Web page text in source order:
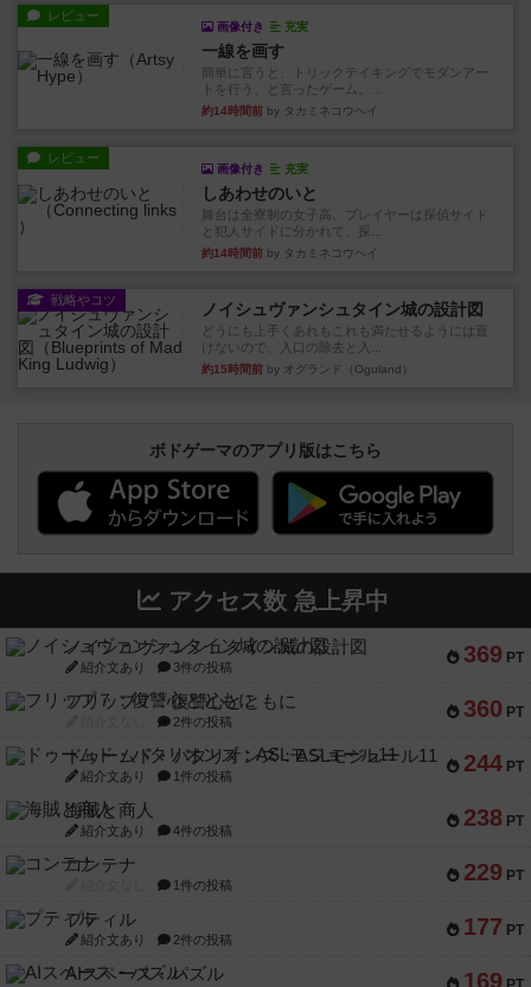
レビュー
画像付き 充実
一線を画す
簡単に言うと、トリックテイキングでモダンアー
トを行う、と言ったゲーム。...
約14時間前 by タカミネコウヘイ
レビュー
画像付き 充実
しあわせのいと
舞台は全寮制の女子高。プレイヤーは探偵サイド
と犯人サイドに分かれて、探...
約14時間前 by タカミネコウヘイ
戦略やコツ ノイシュヴァンシュタイン城の設計図
どうにも上手くあれもこれも満たせるようには置
けないので、入口の除去と入...
約15時間前 by オグランド（Oguland）
ボドゲーマのアプリ版はこちら
アクセス数 急上昇中
369 PT
ノイシュヴァンシュタイン城の設計図
紹介文あり 3件の投稿
360 PT
フリップ７：復讐心とともに
2件の投稿
244 PT
ドゥームド・バタリオンズ：ASLモジュール11
紹介文あり 1件の投稿
238 PT
海賊と商人
紹介文あり 4件の投稿
229 PT
コンテナ
1件の投稿
177 PT
プティル
紹介文あり 2件の投稿
169
AIスペース・パズル